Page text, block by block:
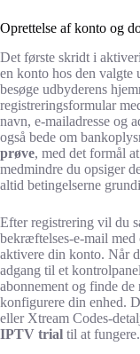
Oprettelse af konto og
Det første skridt i
en konto hos den valgte
besøge udbyderens
registreringsformular
navn, e-mailadresse og
også bede om
prøve, med det formål
medmindre du opsiger
altid betingelserne
Efter registrering vil du
bekræftelses-e-mail
aktivere din konto. Når
adgang til et
abonnement og finde
konfigurere din enhed.
eller Xtream Codes-
IPTV trial til at fungere.